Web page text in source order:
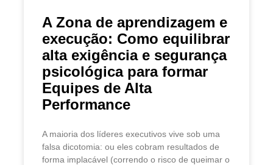
A Zona de aprendizagem e
execução: Como equilibrar
alta exigência e segurança
psicológica para formar
Equipes de Alta
Performance
A maioria dos líderes executivos vive sob uma
falsa dicotomia: ou eles cobram resultados de
forma implacável (correndo o risco de queimar o